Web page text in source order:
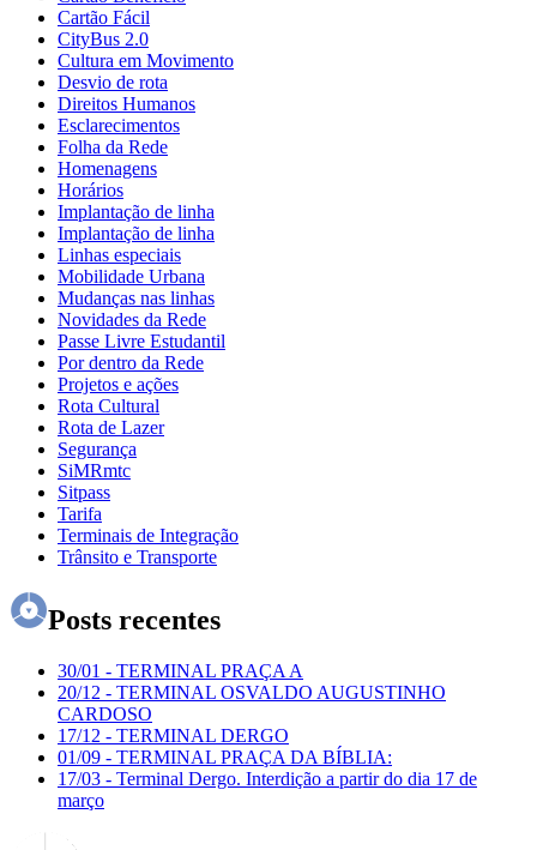
Cartão Fácil
CityBus 2.0
Cultura em Movimento
Desvio de rota
Direitos Humanos
Esclarecimentos
Folha da Rede
Homenagens
Horários
Implantação de linha
Implantação de linha
Linhas especiais
Mobilidade Urbana
Mudanças nas linhas
Novidades da Rede
Passe Livre Estudantil
Por dentro da Rede
Projetos e ações
Rota Cultural
Rota de Lazer
Segurança
SiMRmtc
Sitpass
Tarifa
Terminais de Integração
Trânsito e Transporte
Posts recentes
30/01 - TERMINAL PRAÇA A
20/12 - TERMINAL OSVALDO AUGUSTINHO
CARDOSO
17/12 - TERMINAL DERGO
01/09 - TERMINAL PRAÇA DA BÍBLIA:
17/03 - Terminal Dergo. Interdição a partir do dia 17 de
março